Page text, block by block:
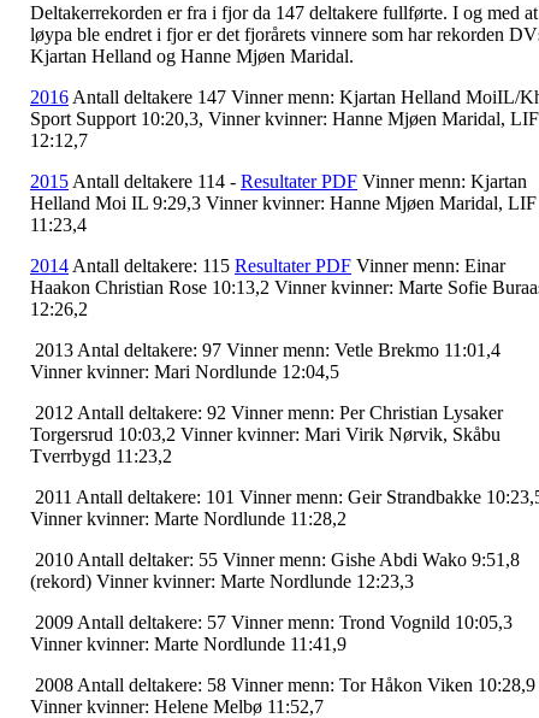
Deltakerrekorden er fra i fjor da 147 deltakere fullførte. I og med at
løypa ble endret i fjor er det fjorårets vinnere som har rekorden
Kjartan Helland og Hanne Mjøen Maridal.
2016 Antall deltakere 147 Vinner menn: Kjartan Helland MoiIL/
Sport Support 10:20,3, Vinner kvinner: Hanne Mjøen Maridal, LIF
12:12,7
2015 Antall deltakere 114 - Resultater PDF Vinner menn: Kjartan
Helland Moi IL 9:29,3 Vinner kvinner: Hanne Mjøen Maridal, LIF
11:23,4
2014 Antall deltakere: 115 Resultater PDF Vinner menn: Einar
Haakon Christian Rose 10:13,2 Vinner kvinner: Marte Sofie
12:26,2
2013 Antal deltakere: 97 Vinner menn: Vetle Brekmo 11:01,4
Vinner kvinner: Mari Nordlunde 12:04,5
2012 Antall deltakere: 92 Vinner menn: Per Christian Lysaker
Torgersrud 10:03,2 Vinner kvinner: Mari Virik Nørvik, Skåbu
Tverrbygd 11:23,2
2011 Antall deltakere: 101 Vinner menn: Geir Strandbakke
Vinner kvinner: Marte Nordlunde 11:28,2
2010 Antall deltaker: 55 Vinner menn: Gishe Abdi Wako 9:51,8
(rekord) Vinner kvinner: Marte Nordlunde 12:23,3
2009 Antall deltakere: 57 Vinner menn: Trond Vognild 10:05,3
Vinner kvinner: Marte Nordlunde 11:41,9
2008 Antall deltakere: 58 Vinner menn: Tor Håkon Viken 10:28,9
Vinner kvinner: Helene Melbø 11:52,7